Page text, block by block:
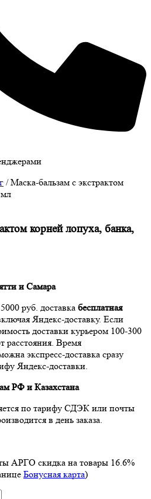
/Маска-бальзам с экстрактом
корней лопуха, банка,
и Самара
руб. доставка бесплатная
Яндекс-доставку. Если
доставки курьером 100-300
расстояния. Время
экспресс-доставка сразу
Яндекс-доставки.
РФ и Казахстана
по тарифу СДЭК или почты
в день заказа.
АРГО скидка на товары 16.6%
Бонусная карта)